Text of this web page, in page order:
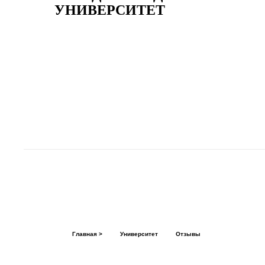
УНИВЕРСИТЕТ
Главная > Университет Отзывы